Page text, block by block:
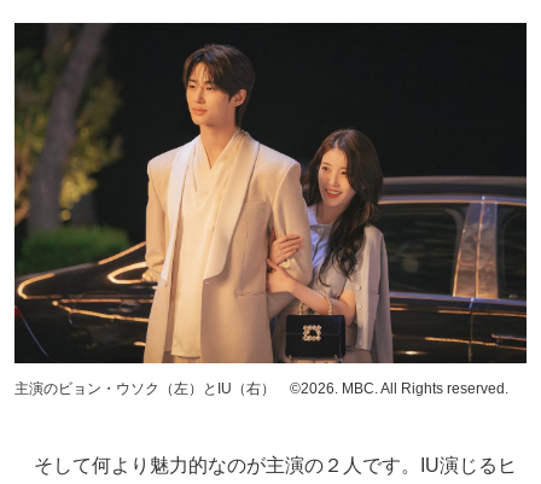
主演のビョン・ウソク（左）とIU（右） ©2026. MBC. All Rights reserved.
そして何より魅力的なのが主演の２人です。IU演じるヒ